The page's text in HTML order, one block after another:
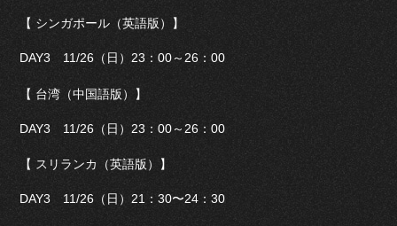
【 シンガポール（英語版）】
DAY3 11/26（日）23：00～26：00
【 台湾（中国語版）】
DAY3 11/26（日）23：00～26：00
【 スリランカ（英語版）】
DAY3 11/26（日）21：30〜24：30